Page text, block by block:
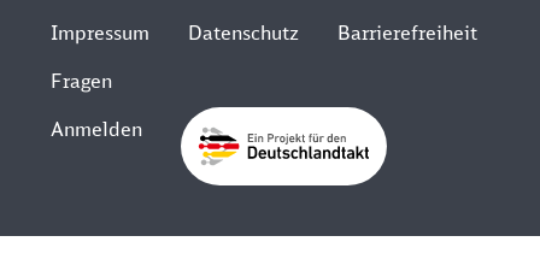
Impressum Datenschutz
Barrierefreiheit
Fragen
Anmelden